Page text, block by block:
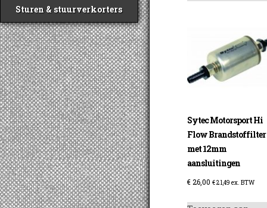
Sturen & stuurverkorters
Sytec Motorsport Hi
Flow Brandstoffilter
met 12mm
aansluitingen
€26,00 €21,49 ex. BTW